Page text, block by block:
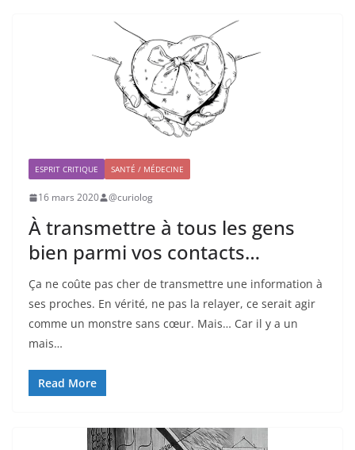
ESPRIT CRITIQUE SANTÉ / MÉDECINE
16 mars 2020 @curiolog
À transmettre à tous les gens
bien parmi vos contacts…
Ça ne coûte pas cher de transmettre une information à
ses proches. En vérité, ne pas la relayer, ce serait agir
comme un monstre sans cœur. Mais… Car il y a un
mais…
Read More